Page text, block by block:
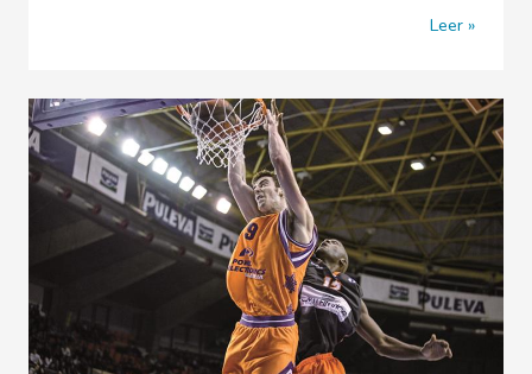
Leer